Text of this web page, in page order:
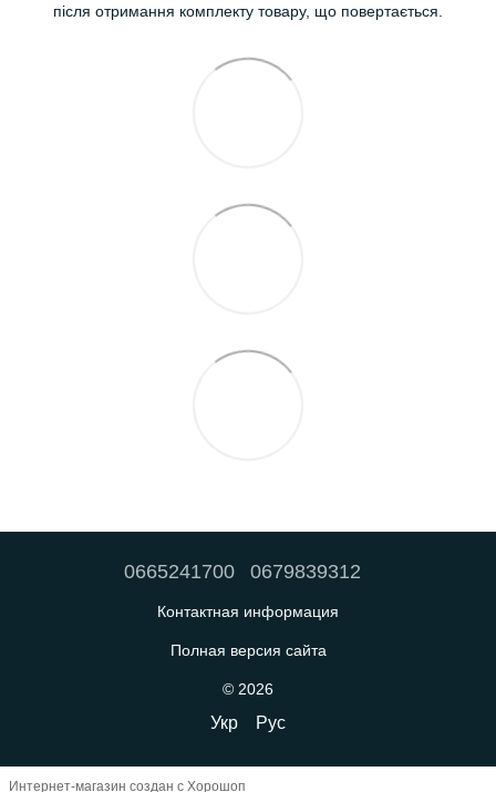
після отримання комплекту товару, що повертається.
0665241700 0679839312
Контактная информация
Полная версия сайта
© 2026
Укр Рус
Интернет-магазин создан с Хорошоп